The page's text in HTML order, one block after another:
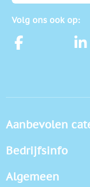
Volg ons ook op:
Aanbevolen
Bedrijfsinfo
Algemeen